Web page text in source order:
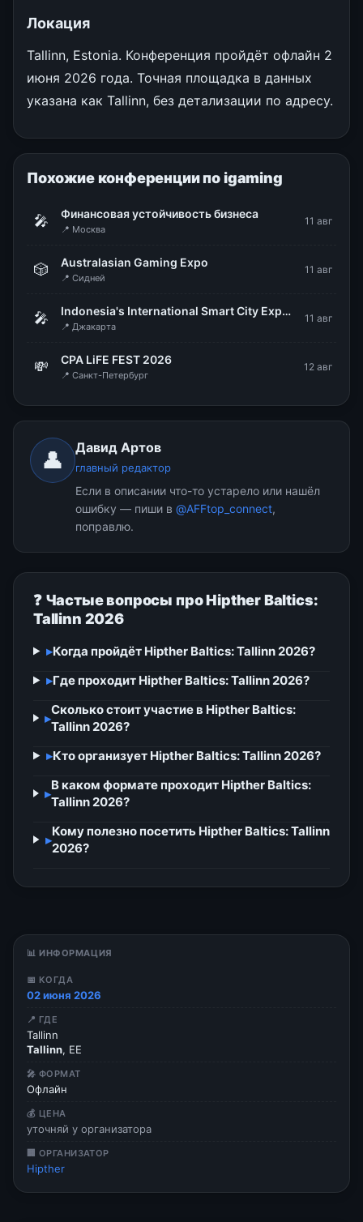
Локация
Tallinn, Estonia. Конференция пройдёт офлайн 2
июня 2026 года. Точная площадка в данных
указана как Tallinn, без детализации по адресу.
Похожие конференции по igaming
🎤 Финансовая устойчивость бизнеса
📍 Москва
11 авг
🎲 Australasian Gaming Expo
📍 Сидней
11 авг
🎤 Indonesia's International Smart City Expo & Forum (IISMEX 2026)
📍 Джакарта
11 авг
💸 CPA LiFE FEST 2026
📍 Санкт-Петербург
12 авг
👤 Давид Артов
главный редактор
Если в описании что-то устарело или нашёл
ошибку — пиши в @AFFtop_connect,
поправлю.
❓ Частые вопросы про Hipther Baltics:
Tallinn 2026
▸Когда пройдёт Hipther Baltics: Tallinn 2026?
▸Где проходит Hipther Baltics: Tallinn 2026?
▸
Сколько стоит участие в Hipther Baltics:
Tallinn 2026?
▸Кто организует Hipther Baltics: Tallinn 2026?
▸
В каком формате проходит Hipther Baltics:
Tallinn 2026?
▸
Кому полезно посетить Hipther Baltics: Tallinn
2026?
📊 ИНФОРМАЦИЯ
📅 КОГДА
02 июня 2026
📍 ГДЕ
Tallinn
Tallinn, EE
🎤 ФОРМАТ
Офлайн
💰 ЦЕНА
уточняй у организатора
🏢 ОРГАНИЗАТОР
Hipther